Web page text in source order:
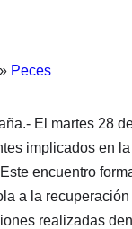
» Peces
El martes 28
implicados en
encuentro
a la
realizadas